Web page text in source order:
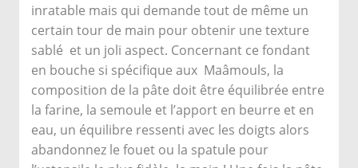
inratable mais qui demande tout de même un
certain tour de main pour obtenir une texture
sablé et un joli aspect. Concernant ce fondant
en bouche si spécifique aux Maâmouls, la
composition de la pâte doit être équilibrée entre
la farine, la semoule et l’apport en beurre et en
eau, un équilibre ressenti avec les doigts alors
abandonnez le fouet ou la spatule pour